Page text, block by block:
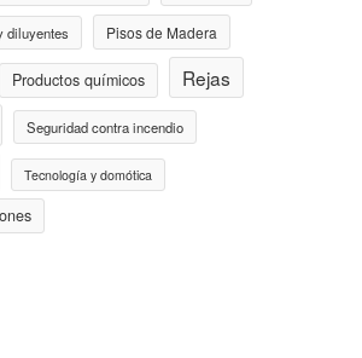
diluyentes Pisos de Madera
Productos químicos Rejas
Seguridad contra incendio
Tecnología y domótica